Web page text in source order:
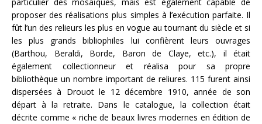
particulier des mosaïques, mais est également capable de
proposer des réalisations plus simples à l’exécution parfaite. Il
fût l’un des relieurs les plus en vogue au tournant du siècle et si
les plus grands bibliophiles lui confièrent leurs ouvrages
(Barthou, Beraldi, Borde, Baron de Claye, etc.), il était
également collectionneur et réalisa pour sa propre
bibliothèque un nombre important de reliures. 115 furent ainsi
dispersées à Drouot le 12 décembre 1910, année de son
départ à la retraite. Dans le catalogue, la collection était
décrite comme « riche de beaux livres modernes en édition de